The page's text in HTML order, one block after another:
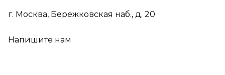
г. Москва, Бережковская наб., д. 20
Напишите нам